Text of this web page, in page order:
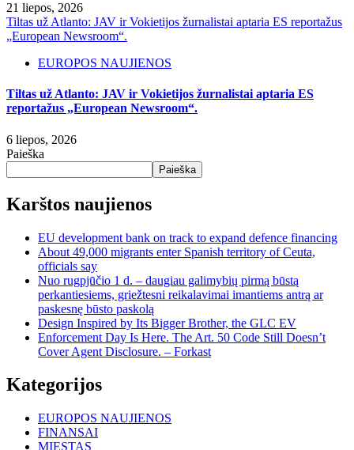
21 liepos, 2026
Tiltas už Atlanto: JAV ir Vokietijos žurnalistai aptaria ES reportažus
„European Newsroom“.
EUROPOS NAUJIENOS
Tiltas už Atlanto: JAV ir Vokietijos žurnalistai aptaria ES
reportažus „European Newsroom“.
6 liepos, 2026
Paieška
Paieška
Karštos naujienos
EU development bank on track to expand defence financing
About 49,000 migrants enter Spanish territory of Ceuta,
officials say
Nuo rugpjūčio 1 d. – daugiau galimybių pirmą būstą
perkantiesiems, griežtesni reikalavimai imantiems antrą ar
paskesnę būsto paskolą
Design Inspired by Its Bigger Brother, the GLC EV
Enforcement Day Is Here. The Art. 50 Code Still Doesn’t
Cover Agent Disclosure. – Forkast
Kategorijos
EUROPOS NAUJIENOS
FINANSAI
MIESTAS